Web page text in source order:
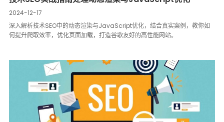
2024-12-17
深入解析技术SEO中的动态渲染与JavaScript优化，结合真实案例，教你如
何提升爬取效率，优化页面加载，打造谷歌友好的高性能网站。